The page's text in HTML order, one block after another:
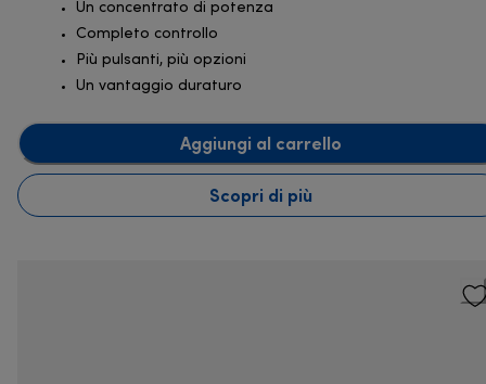
Un concentrato di potenza
Completo controllo
Più pulsanti, più opzioni
Un vantaggio duraturo
Aggiungi al carrello
Scopri di più